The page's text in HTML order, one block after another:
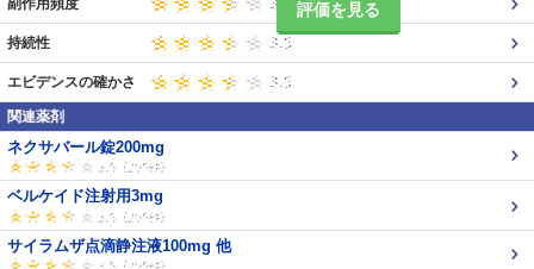
評価を見る
副作用頻度
持続性
エビデンスの確かさ
関連薬剤
ネクサバール錠200mg
ベルケイド注射用3mg
サイラムザ点滴静注液100mg 他